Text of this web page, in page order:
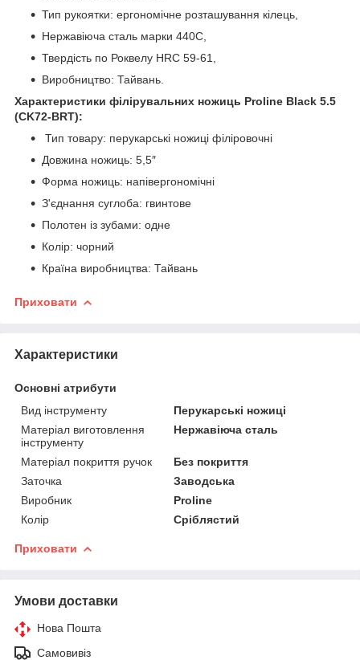
Тип рукоятки: ергономічне розташування кілець,
Нержавіюча сталь марки 440С,
Твердість по Роквелу HRC 59-61,
Виробництво: Тайвань.
Характеристики філірувальних ножиць Proline Black 5.5
(CK72-BRT):
Тип товару: перукарські ножиці філіровочні
Довжина ножиць: 5,5″
Форма ножиць: напівергономічні
З'єднання суглоба: гвинтове
Полотен із зубами: одне
Колір: чорний
Країна виробництва: Тайвань
Приховати
Характеристики
Основні атрибути
Вид інструменту
Перукарські ножиці
Матеріал виготовлення
інструменту
Нержавіюча сталь
Матеріал покриття ручок
Без покриття
Заточка
Заводська
Виробник
Proline
Колір
Сріблястий
Приховати
Умови доставки
Нова Пошта
Самовивіз